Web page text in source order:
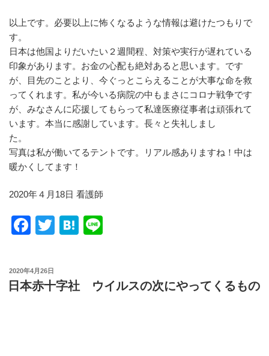
以上です。必要以上に怖くなるような情報は避けたつもりで
す。
日本は他国よりだいたい２週間程、対策や実行が遅れている
印象があります。お金の心配も絶対あると思います。です
が、目先のことより、今ぐっとこらえることが大事な命を救
ってくれます。私が今いる病院の中もまさにコロナ戦争です
が、みなさんに応援してもらって私達医療従事者は頑張れて
います。本当に感謝しています。長々と失礼しまし
た。
写真は私が働いてるテントです。リアル感ありますね！中は
暖かくしてます！
2020年４月18日 看護師
F
c
e
T
er
H
n
投
稿
日:
2020年4月26日
日本赤十字社 ウイルスの次にやってくるもの